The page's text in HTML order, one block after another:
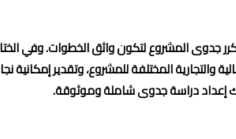
جدوى المشروع لتكون واثق الخطوات. وفي
المختلفة للمشروع، وتقدير إمكانية
إعداد دراسة جدوى شاملة وموثوقة.